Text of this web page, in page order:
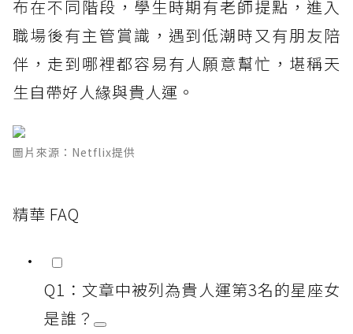
布在不同階段，學生時期有老師提點，進入
職場後有主管賞識，遇到低潮時又有朋友陪
伴，走到哪裡都容易有人願意幫忙，堪稱天
生自帶好人緣與貴人運。
圖片來源：Netflix提供
精華 FAQ
Q1：文章中被列為貴人運第3名的星座女
是誰？